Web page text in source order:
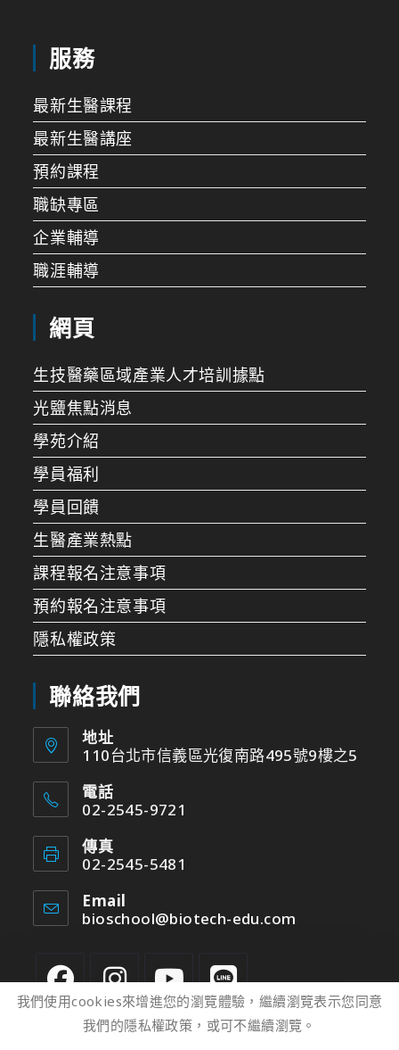
服務
最新生醫課程
最新生醫講座
預約課程
職缺專區
企業輔導
職涯輔導
網頁
生技醫藥區域產業人才培訓據點
光鹽焦點消息
學苑介紹
學員福利
學員回饋
生醫產業熱點
課程報名注意事項
預約報名注意事項
隱私權政策
聯絡我們
地址
110台北市信義區光復南路495號9樓之5
電話
02-2545-9721
傳真
02-2545-5481
Email
bioschool@biotech-edu.com
我們使用cookies來增進您的瀏覽體驗，繼續瀏覽表示您同意
我們的隱私權政策，或可不繼續瀏覽。